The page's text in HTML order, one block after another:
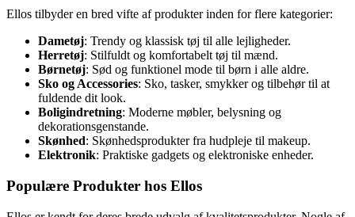
Ellos tilbyder en bred vifte af produkter inden for flere kategorier:
Dametøj: Trendy og klassisk tøj til alle lejligheder.
Herretøj: Stilfuldt og komfortabelt tøj til mænd.
Børnetøj: Sød og funktionel mode til børn i alle aldre.
Sko og Accessories: Sko, tasker, smykker og tilbehør til at
fuldende dit look.
Boligindretning: Moderne møbler, belysning og
dekorationsgenstande.
Skønhed: Skønhedsprodukter fra hudpleje til makeup.
Elektronik: Praktiske gadgets og elektroniske enheder.
Populære Produkter hos Ellos